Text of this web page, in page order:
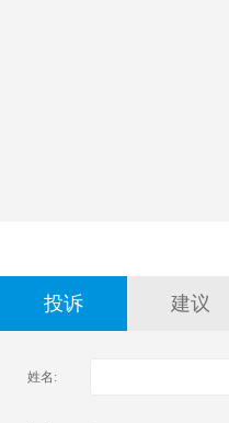
投诉 建议
姓名: